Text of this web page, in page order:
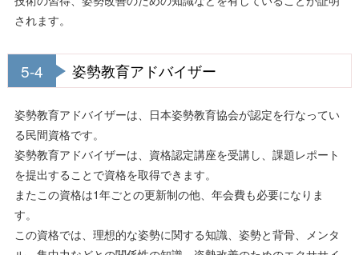
されます。
5-4 姿勢教育アドバイザー
姿勢教育アドバイザーは、日本姿勢教育協会が認定を行なってい
る民間資格です。
姿勢教育アドバイザーは、資格認定講座を受講し、課題レポート
を提出することで資格を取得できます。
またこの資格は1年ごとの更新制の他、年会費も必要になりま
す。
この資格では、理想的な姿勢に関する知識、姿勢と背骨、メンタ